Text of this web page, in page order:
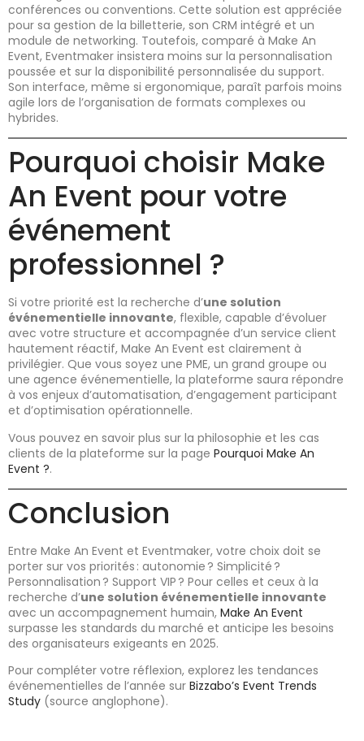
conférences ou conventions. Cette solution est appréciée
pour sa gestion de la billetterie, son CRM intégré et un
module de networking. Toutefois, comparé à Make An
Event, Eventmaker insistera moins sur la personnalisation
poussée et sur la disponibilité personnalisée du support.
Son interface, même si ergonomique, paraît parfois moins
agile lors de l’organisation de formats complexes ou
hybrides.
Pourquoi choisir Make
An Event pour votre
événement
professionnel ?
Si votre priorité est la recherche d’une solution
événementielle innovante, flexible, capable d’évoluer
avec votre structure et accompagnée d’un service client
hautement réactif, Make An Event est clairement à
privilégier. Que vous soyez une PME, un grand groupe ou
une agence événementielle, la plateforme saura répondre
à vos enjeux d’automatisation, d’engagement participant
et d’optimisation opérationnelle.
Vous pouvez en savoir plus sur la philosophie et les cas
clients de la plateforme sur la page Pourquoi Make An
Event ?.
Conclusion
Entre Make An Event et Eventmaker, votre choix doit se
porter sur vos priorités : autonomie ? Simplicité ?
Personnalisation ? Support VIP ? Pour celles et ceux à la
recherche d’une solution événementielle innovante
avec un accompagnement humain, Make An Event
surpasse les standards du marché et anticipe les besoins
des organisateurs exigeants en 2025.
Pour compléter votre réflexion, explorez les tendances
événementielles de l’année sur Bizzabo’s Event Trends
Study (source anglophone).